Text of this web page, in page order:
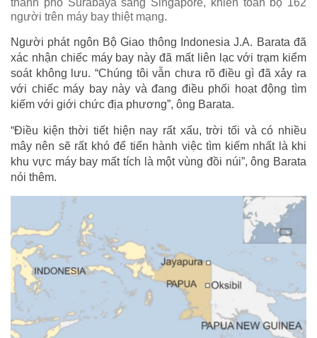
thành phố Surabaya sang Singapore, khiến toàn bộ 162
người trên máy bay thiệt mạng.
Người phát ngôn Bộ Giao thông Indonesia J.A. Barata đã
xác nhận chiếc máy bay này đã mất liên lạc với trạm kiểm
soát không lưu. “Chúng tôi vẫn chưa rõ điều gì đã xảy ra
với chiếc máy bay này và đang điều phối hoạt động tìm
kiếm với giới chức địa phương”, ông Barata.
“Điều kiện thời tiết hiện nay rất xấu, trời tối và có nhiều
mây nên sẽ rất khó để tiến hành việc tìm kiếm nhất là khi
khu vực máy bay mất tích là một vùng đồi núi”, ông Barata
nói thêm.